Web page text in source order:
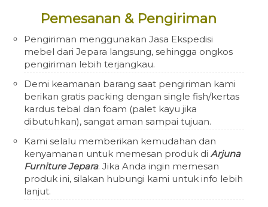
Pemesanan & Pengiriman
Pengiriman menggunakan Jasa Ekspedisi
mebel dari Jepara langsung, sehingga ongkos
pengiriman lebih terjangkau.
Demi keamanan barang saat pengiriman kami
berikan gratis packing dengan single fish/kertas
kardus tebal dan foam (palet kayu jika
dibutuhkan), sangat aman sampai tujuan.
Kami selalu memberikan kemudahan dan
kenyamanan untuk memesan produk di Arjuna
Furniture Jepara. Jika Anda ingin memesan
produk ini, silakan hubungi kami untuk info lebih
lanjut.